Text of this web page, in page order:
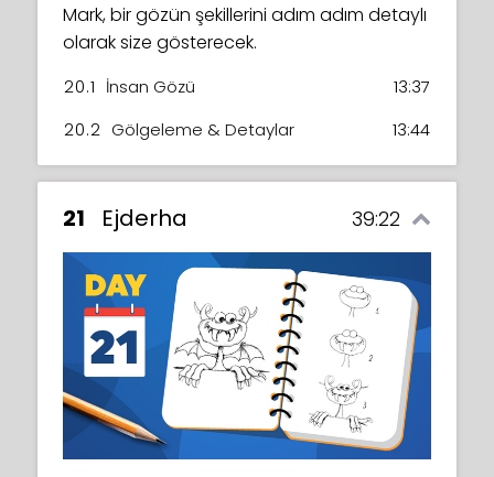
19.1 Buzullar
10:07
Mark, bir gözün şekillerini adım adım detaylı
olarak size gösterecek.
20.1 İnsan Gözü
13:37
20.2 Gölgeleme & Detaylar 13:44
21 Ejderha 39:22